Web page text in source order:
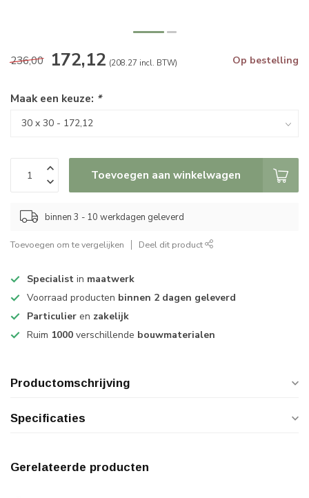
236,00 172,12 (208.27 incl. BTW) Op bestelling
Maak een keuze: *
Toevoegen aan winkelwagen
binnen 3 - 10 werkdagen geleverd
Toevoegen om te vergelijken Deel dit product
Specialist in maatwerk
Voorraad producten binnen 2 dagen geleverd
Particulier en zakelijk
Ruim 1000 verschillende bouwmaterialen
Productomschrijving
Specificaties
Gerelateerde producten